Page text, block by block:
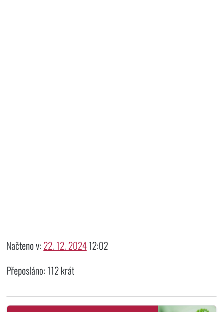
Načteno v: 22. 12. 202412:02
Přeposláno: 112 krát